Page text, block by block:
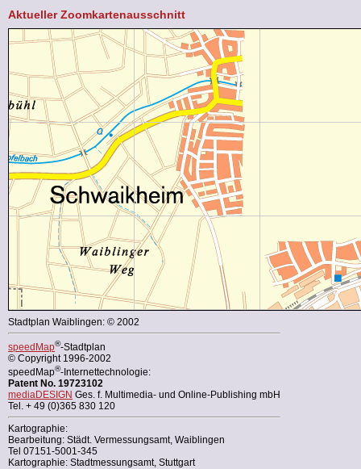
Aktueller Zoomkartenausschnitt
Stadtplan Waiblingen: © 2002
speedMap®-Stadtplan
© Copyright 1996-2002
speedMap®-Internettechnologie:
Patent No. 19723102
mediaDESIGN Ges. f. Multimedia- und Online-Publishing mbH
Tel. + 49 (0)365 830 120
Kartographie:
Bearbeitung: Städt. Vermessungsamt, Waiblingen
Tel 07151-5001-345
Kartographie: Stadtmessungsamt, Stuttgart